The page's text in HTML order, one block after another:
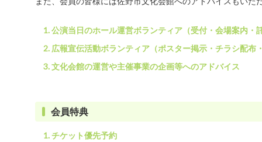
公演当日のホール運営ボランティア（受付・会場案内・
広報宣伝活動ボランティア（ポスター掲示・チラシ配布
文化会館の運営や主催事業の企画等へのアドバイス
会員特典
チケット優先予約